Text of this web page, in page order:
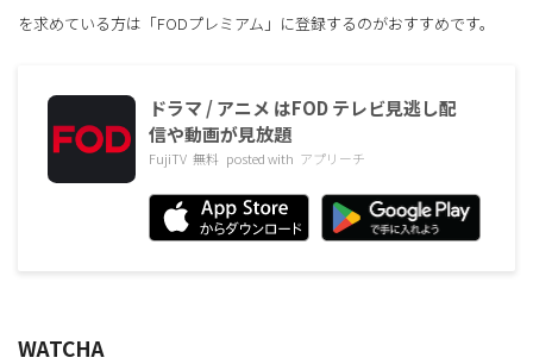
を求めている方は「FODプレミアム」に登録するのがおすすめです。
ドラマ / アニメ はFOD テレビ見逃し配
信や動画が見放題
FujiTV 無料 posted with アプリーチ
WATCHA